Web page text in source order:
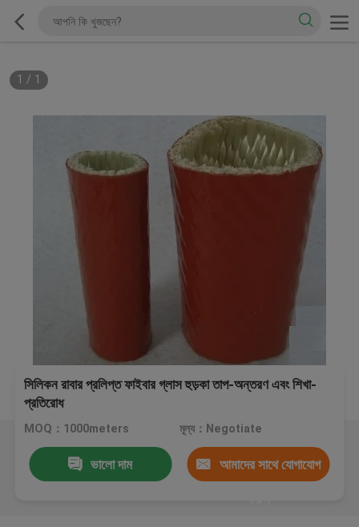
1 / 1
সিলিকন রাবার প্রলিপ্ত ফাইবার গ্লাস হুড়কা তাপ-অন্তরণ এবং শিখা-
প্রতিরোধ
MOQ：1000meters মূল্য：Negotiate
ভালো দাম আমাদের সাথে যোগাযোগ